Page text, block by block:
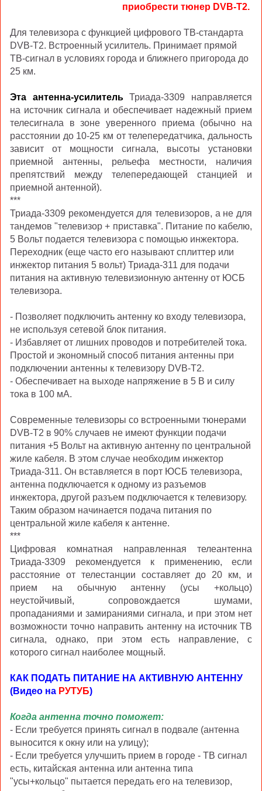
приобрести тюнер DVB-T2.
Для телевизора с функцией цифрового ТВ-стандарта
DVB-T2. Встроенный усилитель. Принимает прямой
ТВ-сигнал в условиях города и ближнего пригорода до
25 км.
Эта антенна-усилительТриада-3309 направляется
на источник сигнала и обеспечивает надежный прием
телесигнала в зоне уверенного приема (обычно на
расстоянии до 10-25 км от телепередатчика, дальность
зависит от мощности сигнала, высоты установки
приемной антенны, рельефа местности, наличия
препятствий между телепередающей станцией и
приемной антенной).
***
Триада-3309 рекомендуется для телевизоров, а не для
тандемов "телевизор + приставка". Питание по кабелю,
5 Вольт подается телевизора с помощью инжектора.
Переходник (еще часто его называют сплиттер или
инжектор питания 5 вольт) Триада-311 для подачи
питания на активную телевизионную антенну от ЮСБ
телевизора.
- Позволяет подключить антенну ко входу телевизора,
не используя сетевой блок питания.
- Избавляет от лишних проводов и потребителей тока.
Простой и экономный способ питания антенны при
подключении антенны к телевизору DVB-T2.
- Обеспечивает на выходе напряжение в 5 В и силу
тока в 100 мА.
Современные телевизоры со встроенными тюнерами
DVB-T2 в 90% случаев не имеют функции подачи
питания +5 Вольт на активную антенну по центральной
жиле кабеля. В этом случае необходим инжектор
Триада-311. Он вставляется в порт ЮСБ телевизора,
антенна подключается к одному из разъемов
инжектора, другой разъем подключается к телевизору.
Таким образом начинается подача питания по
центральной жиле кабеля к антенне.
***
Цифровая комнатная направленная телеантенна
Триада-3309 рекомендуется к применению, если
расстояние от телестанции составляет до 20 км, и
прием на обычную антенну (усы +кольцо)
неустойчивый, сопровождается шумами,
пропаданиями и замираниями сигнала, и при этом нет
возможности точно направить антенну на источник ТВ
сигнала, однако, при этом есть направление, с
которого сигнал наиболее мощный.
КАК ПОДАТЬ ПИТАНИЕ НА АКТИВНУЮ АНТЕННУ
(Видео на РУТУБ)
Когда антенна точно поможет:
- Если требуется принять сигнал в подвале (антенна
выносится к окну или на улицу);
- Если требуется улучшить прием в городе - ТВ сигнал
есть, китайская антенна или антенна типа
"усы+кольцо" пытается передать его на телевизор,